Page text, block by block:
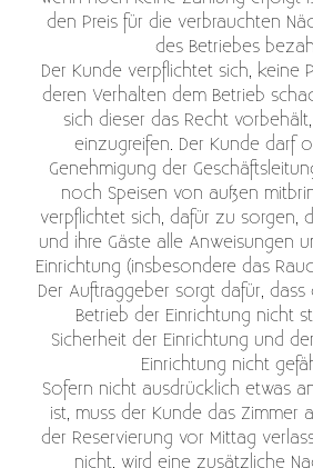
den Preis für die verbrauchten
des Betriebes
Der Kunde verpflichtet sich, keine
deren Verhalten dem Betrieb
sich dieser das Recht
einzugreifen. Der Kunde darf
Genehmigung der
noch Speisen von außen
verpflichtet sich, dafür zu sorgen,
und ihre Gäste alle Anweisungen
Einrichtung (insbesondere das
Der Auftraggeber sorgt dafür, dass
Betrieb der Einrichtung nicht
Sicherheit der Einrichtung und
Einrichtung nicht
Sofern nicht ausdrücklich etwas
ist, muss der Kunde das Zimmer
der Reservierung vor Mittag
nicht, wird eine zusätzliche